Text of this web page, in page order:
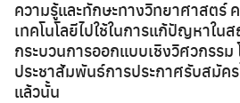
ความรู้และทักษะทางวิทยาศาสตร์
เทคโนโลยีไปใช้ในการแก้ปัญหาใ
กระบวนการออกแบบเชิงวิศวกรรม
ประชาสัมพันธ์การประกาศรับสมัคร
แล้วนั้น